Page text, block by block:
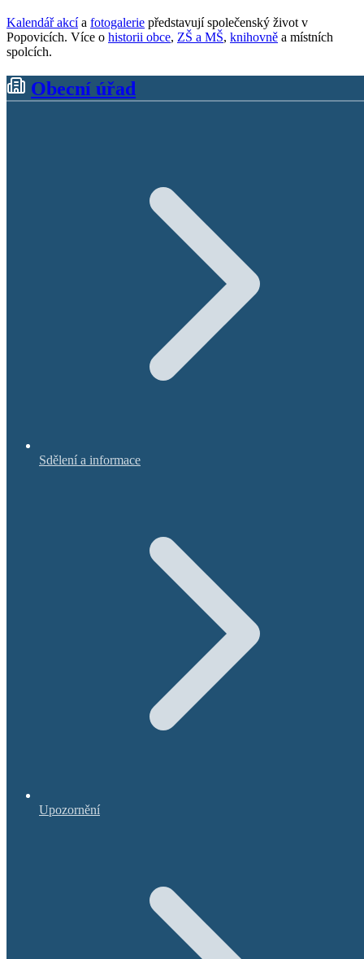
Kalendář akcía fotogalerie představují společenský život v
Popovicích. Více o historii obce, ZŠ a MŠ, knihovně a místních
spolcích.
Obecní úřad
Sdělení a informace
Upozornění